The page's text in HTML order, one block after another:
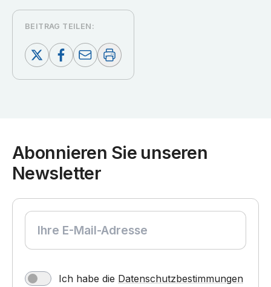
BEITRAG TEILEN:
Abonnieren Sie unseren
Newsletter
Ich habe die Datenschutzbestimmungen